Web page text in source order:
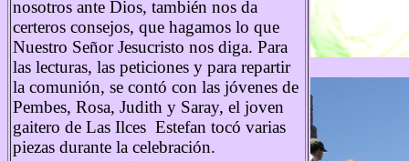
nosotros ante Dios, también nos da
certeros consejos, que hagamos lo que
Nuestro Señor Jesucristo nos diga. Para
las lecturas, las peticiones y para repartir
la comunión, se contó con las jóvenes de
Pembes, Rosa, Judith y Saray, el joven
gaitero de Las Ilces Estefan tocó varias
piezas durante la celebración.